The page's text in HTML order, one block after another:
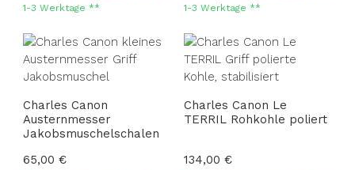
1-3 Werktage **
1-3 Werktage **
Charles Canon
Austernmesser
Jakobsmuschelschalen
Regulärer Preis:
65,00 €
Charles Canon Le
TERRIL Rohkohle poliert
Regulärer Preis:
134,00 €